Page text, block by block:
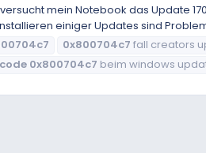
versucht mein Notebook das Update
einiger Updates sind
0x800704c7 fall creators
0x800704c7 beim windows